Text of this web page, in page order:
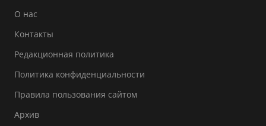
О нас
Контакты
Редакционная политика
Политика конфиденциальности
Правила пользования сайтом
Архив